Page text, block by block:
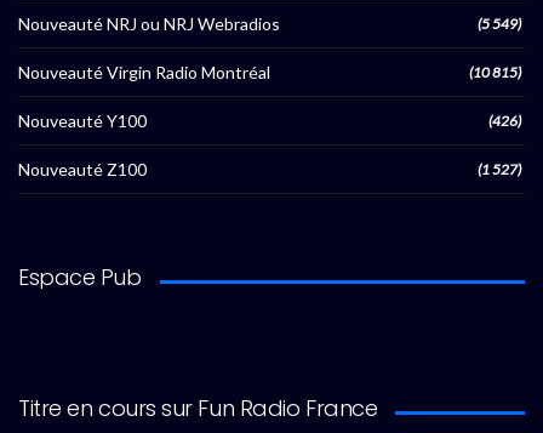
Nouveauté NRJ ou NRJ Webradios (5 549)
Nouveauté Virgin Radio Montréal (10 815)
Nouveauté Y100 (426)
Nouveauté Z100 (1 527)
Espace Pub
Titre en cours sur Fun Radio France